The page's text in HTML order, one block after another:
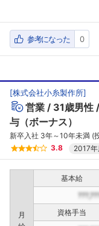
参考になった 0
[株式会社小糸製作所]
営業 31歳男性
与（ボーナス）
新卒入社 3年～10年未満 (
3.8
2017
月
基本給
資格手当